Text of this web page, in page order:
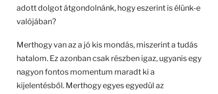
adott dolgot átgondolnánk, hogy eszerint is élünk-e
valójában?
Merthogy van az a jó kis mondás, miszerint a tudás
hatalom. Ez azonban csak részben igaz, ugyanis egy
nagyon fontos momentum maradt ki a
kijelentésből. Merthogy egyes egyedül az